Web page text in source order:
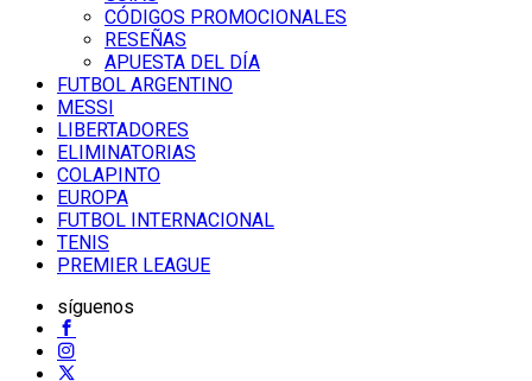
CÓDIGOS PROMOCIONALES
RESEÑAS
APUESTA DEL DÍA
FUTBOL ARGENTINO
MESSI
LIBERTADORES
ELIMINATORIAS
COLAPINTO
EUROPA
FUTBOL INTERNACIONAL
TENIS
PREMIER LEAGUE
síguenos